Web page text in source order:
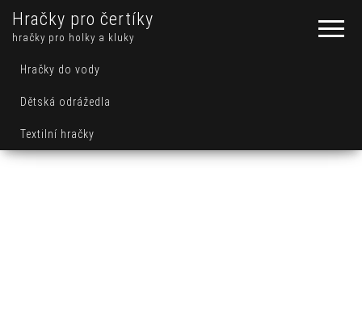
Hračky pro čertíky
hračky pro holky a kluky
Hračky do vody
Dětská odrážedla
Textilní hračky